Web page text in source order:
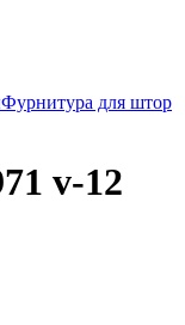
Фурнитура для штор
v-12